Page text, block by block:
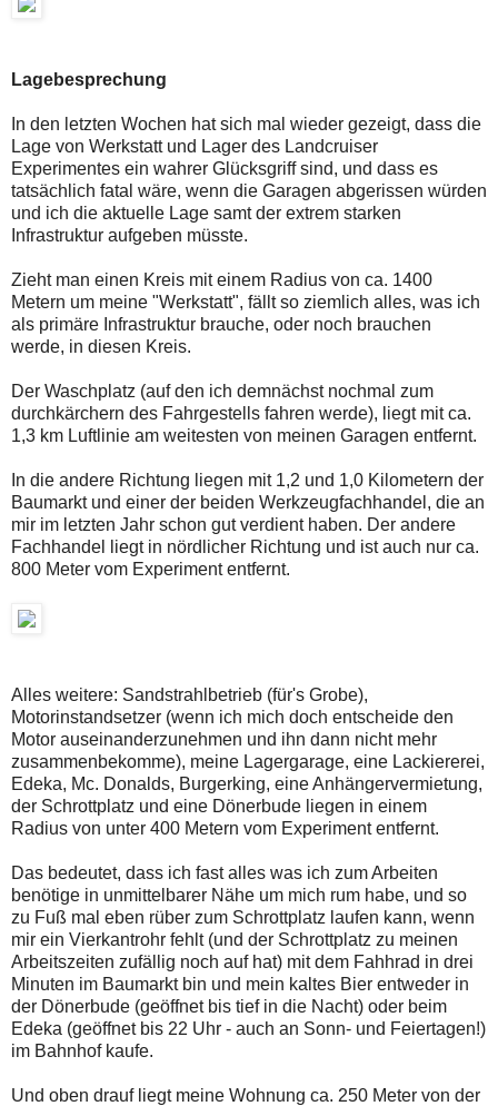
Lagebesprechung
In den letzten Wochen hat sich mal wieder gezeigt, dass die
Lage von Werkstatt und Lager des Landcruiser
Experimentes ein wahrer Glücksgriff sind, und dass es
tatsächlich fatal wäre, wenn die Garagen abgerissen würden
und ich die aktuelle Lage samt der extrem starken
Infrastruktur aufgeben müsste.
Zieht man einen Kreis mit einem Radius von ca. 1400
Metern um meine "Werkstatt", fällt so ziemlich alles, was ich
als primäre Infrastruktur brauche, oder noch brauchen
werde, in diesen Kreis.
Der Waschplatz (auf den ich demnächst nochmal zum
durchkärchern des Fahrgestells fahren werde), liegt mit ca.
1,3 km Luftlinie am weitesten von meinen Garagen entfernt.
In die andere Richtung liegen mit 1,2 und 1,0 Kilometern der
Baumarkt und einer der beiden Werkzeugfachhandel, die an
mir im letzten Jahr schon gut verdient haben. Der andere
Fachhandel liegt in nördlicher Richtung und ist auch nur ca.
800 Meter vom Experiment entfernt.
Alles weitere: Sandstrahlbetrieb (für's Grobe),
Motorinstandsetzer (wenn ich mich doch entscheide den
Motor auseinanderzunehmen und ihn dann nicht mehr
zusammenbekomme), meine Lagergarage, eine Lackiererei,
Edeka, Mc. Donalds, Burgerking, eine Anhängervermietung,
der Schrottplatz und eine Dönerbude liegen in einem
Radius von unter 400 Metern vom Experiment entfernt.
Das bedeutet, dass ich fast alles was ich zum Arbeiten
benötige in unmittelbarer Nähe um mich rum habe, und so
zu Fuß mal eben rüber zum Schrottplatz laufen kann, wenn
mir ein Vierkantrohr fehlt (und der Schrottplatz zu meinen
Arbeitszeiten zufällig noch auf hat) mit dem Fahhrad in drei
Minuten im Baumarkt bin und mein kaltes Bier entweder in
der Dönerbude (geöffnet bis tief in die Nacht) oder beim
Edeka (geöffnet bis 22 Uhr - auch an Sonn- und Feiertagen!)
im Bahnhof kaufe.
Und oben drauf liegt meine Wohnung ca. 250 Meter von der